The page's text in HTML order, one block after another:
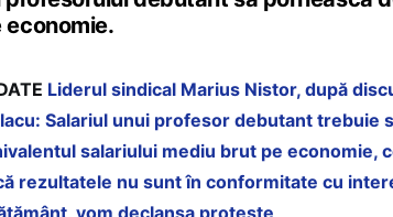
economie.
Liderul sindical Marius Nistor, după
Salariul unui profesor debutant trebuie
salariului mediu brut pe economie,
rezultatele nu sunt în conformitate cu
vom declanșa proteste